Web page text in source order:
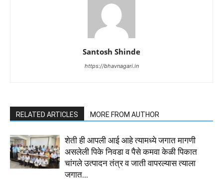
Santosh Shinde
https://bhavnagari.in
RELATED ARTICLES MORE FROM AUTHOR
शेती ही आपली आई आहे त्यामध्ये जगात मागणी
असलेली पिके निवडा व पैसे कमवा केळी पिकात
चांगले उत्पादन तंत्र व जाती वापरल्यास त्याला
जगात...